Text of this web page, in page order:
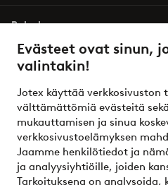
Evästeet ovat sinun,
valintakin!
Jotex käyttää verkkosivuston
välttämättömiä evästeitä
mukauttamisen ja sinua
verkkosivustoelämyksen
Jaamme henkilötiedot ja
ja analyysiyhtiöille, joiden
Tarkoituksena on analysoida,
Palvelumme
Ehdot
Ystävät
Turvalliset maksut –